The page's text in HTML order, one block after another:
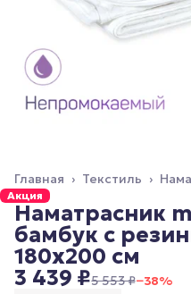
Текстиль ›
Главная ›
Акция
Наматрасник
бамбук c
180x200 cм
3 439 ₽5 553 ₽−38%